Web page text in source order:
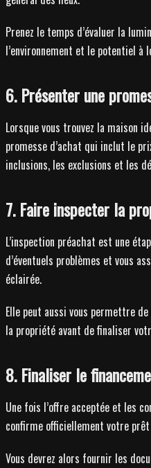
Prenez le temps d’évaluer la
l’environnement et le potentiel
6. Présenter une
Lorsque vous trouvez la maison
promesse d’achat qui inclut le
inclusions, les exclusions et les
7. Faire inspecter la
L’inspection préachat est une
d’éventuels problèmes et vous
éclairée.
Elle peut aussi vous permettre
la propriété avant de finaliser
8. Finaliser le
Une fois l’offre acceptée et les
confirme officiellement votre
Vous devrez alors fournir les